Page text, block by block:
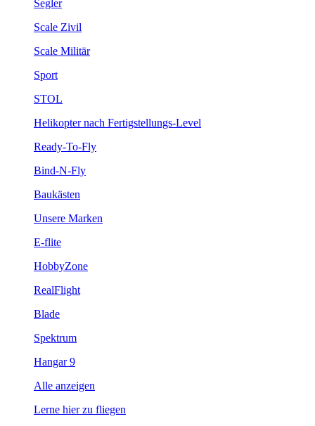
Segler
Scale Zivil
Scale Militär
Sport
STOL
Helikopter nach Fertigstellungs-Level
Ready-To-Fly
Bind-N-Fly
Baukästen
Unsere Marken
E-flite
HobbyZone
RealFlight
Blade
Spektrum
Hangar 9
Alle anzeigen
Lerne hier zu fliegen